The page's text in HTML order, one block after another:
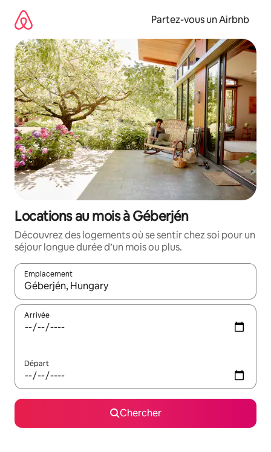
directement
contenu
Partez-vous un Airbnb
Locations au mois à Géberjén
Découvrez des logements où se sentir chez soi pour un
séjour longue durée d’un mois ou plus.
Emplacement
Quand les résultats sont affichés, parcourez-les en utilisant
Arrivée
Départ
Chercher